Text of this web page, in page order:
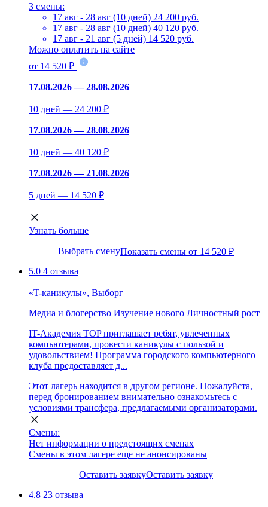
3 смены:
17 авг - 28 авг (10 дней) 24 200 руб.
17 авг - 28 авг (10 дней) 40 120 руб.
17 авг - 21 авг (5 дней) 14 520 руб.
Можно оплатить на сайте
от 14 520 ₽
17.08.2026 — 28.08.2026
10 дней — 24 200 ₽
17.08.2026 — 28.08.2026
10 дней — 40 120 ₽
17.08.2026 — 21.08.2026
5 дней — 14 520 ₽
Узнать больше
Выбрать сменуПоказать смены от 14 520 ₽
5.0 4 отзыва
«T-каникулы», Выборг
Медиа и блогерство Изучение нового Личностный рост
IT-Академия TOP приглашает ребят, увлеченных
компьютерами, провести каникулы с пользой и
удовольствием! Программа городского компьютерного
клуба предоставляет д...
Этот лагерь находится в другом регионе. Пожалуйста,
перед бронированием внимательно ознакомьтесь с
условиями трансфера, предлагаемыми организаторами.
Смены:
Нет информации о предстоящих сменах
Смены в этом лагере еще не анонсированы
Оставить заявкуОставить заявку
4.8 23 отзыва